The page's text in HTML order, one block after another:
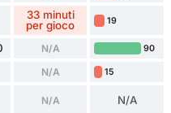
33 minuti
per gioco
19
N/A 90
N/A 15
N/A N/A